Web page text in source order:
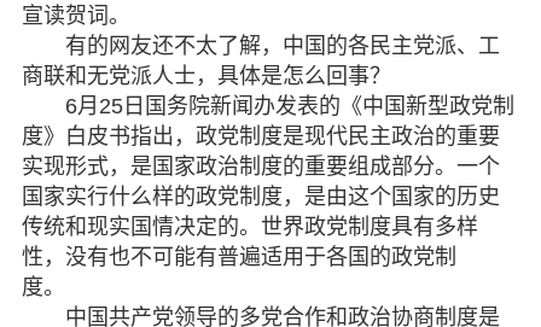
电子杂志
图片欣赏
视频中心
联系我们
宣读贺词。
有的网友还不太了解，中国的各民主党派、工
商联和无党派人士，具体是怎么回事？
6月25日国务院新闻办发表的《中国新型政党制
度》白皮书指出，政党制度是现代民主政治的重要
实现形式，是国家政治制度的重要组成部分。一个
国家实行什么样的政党制度，是由这个国家的历史
传统和现实国情决定的。世界政党制度具有多样
性，没有也不可能有普遍适用于各国的政党制
度。
中国共产党领导的多党合作和政治协商制度是